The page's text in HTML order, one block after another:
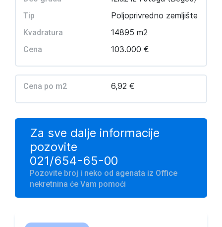
Tip Poljoprivredno zemljište
Kvadratura 14895 m2
Cena 103.000 €
Cena po m2 6,92 €
Za sve dalje informacije
pozovite
021/654-65-00
Pozovite broj i neko od agenata iz Office
nekretnina će Vam pomoći